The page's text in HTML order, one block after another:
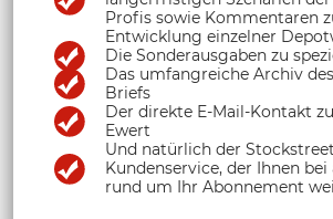
Profis sowie Kommentaren
Entwicklung einzelner
Die Sonderausgaben zu
Das umfangreiche Archiv
Briefs
Der direkte E-Mail-Kontakt
Ewert
Und natürlich der
Kundenservice, der Ihnen
rund um Ihr Abonnement